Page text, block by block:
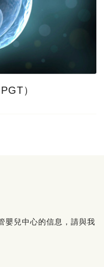
）
嬰兒中心的信息，請與我